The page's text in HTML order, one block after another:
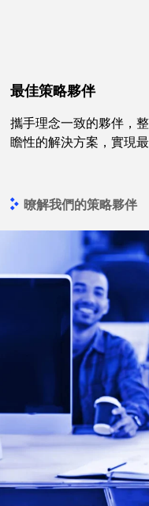
最佳策略夥伴
攜手理念一致的夥伴，
瞻性的解決方案，實現
暸解我們的策略夥伴